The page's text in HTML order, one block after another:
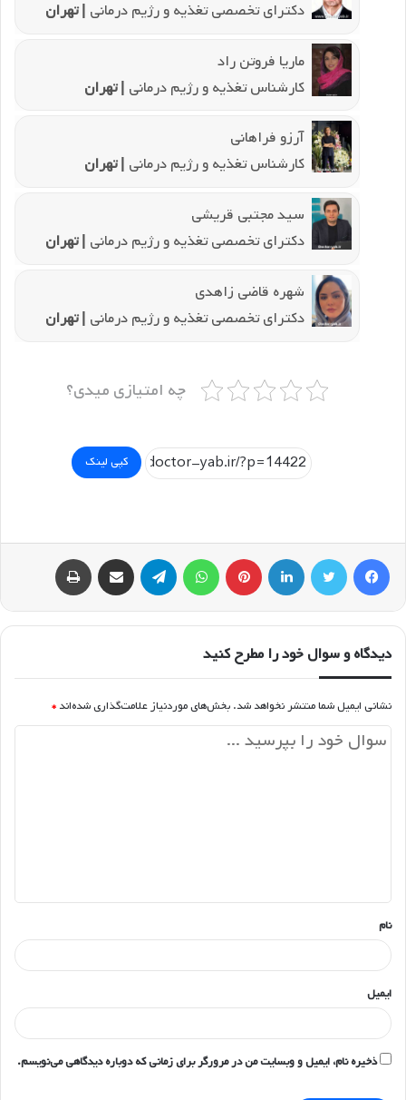
دکترای تخصصی تغذیه و رژیم درمانی | تهران
ماریا فروتن راد
کارشناس تغذیه و رژیم درمانی | تهران
آرزو فراهانی
کارشناس تغذیه و رژیم درمانی | تهران
سید مجتبی قریشی
دکترای تخصصی تغذیه و رژیم درمانی | تهران
شهره قاضی زاهدی
دکترای تخصصی تغذیه و رژیم درمانی | تهران
چه امتیازی میدی؟
کپی لینک
فیسبوک توییتر لینکداین پینتریست تلگرام اشتراک گذاری با ایمیل
دیدگاه و سوال خود را مطرح کنید
نشانی ایمیل شما منتشر نخواهد شد. بخش‌های موردنیاز علامت‌گذاری شده‌اند *
*
نام
ایمیل
ذخیره نام، ایمیل و وبسایت من در مرورگر برای زمانی که دوباره دیدگاهی می‌نویسم.